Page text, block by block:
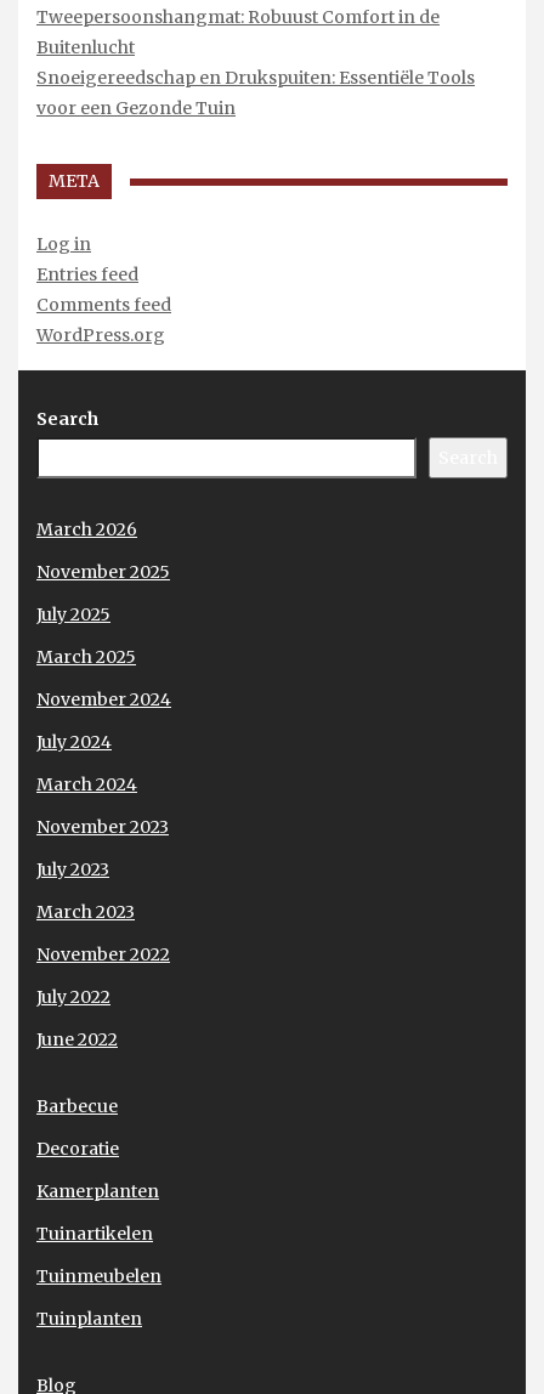
Tweepersoonshangmat: Robuust Comfort in de
Buitenlucht
Snoeigereedschap en Drukspuiten: Essentiële Tools
voor een Gezonde Tuin
META
Log in
Entries feed
Comments feed
WordPress.org
Search
March 2026
November 2025
July 2025
March 2025
November 2024
July 2024
March 2024
November 2023
July 2023
March 2023
November 2022
July 2022
June 2022
Barbecue
Decoratie
Kamerplanten
Tuinartikelen
Tuinmeubelen
Tuinplanten
Blog